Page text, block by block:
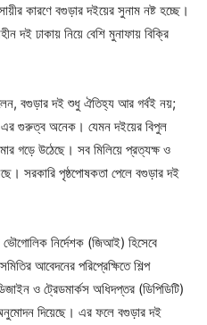
কারণে বগুড়ার দইয়ের সুনাম নষ্ট হচ্ছে।
দই ঢাকায় নিয়ে বেশি মুনাফায় বিক্রি
বগুড়ার দই শুধু ঐতিহ্য আর গর্বই নয়;
এর গুরুত্ব অনেক। যেমন দইয়ের বিপুল
গড়ে উঠেছে। সব মিলিয়ে প্রত্যক্ষ ও
সরকারি পৃষ্ঠপোষকতা পেলে বগুড়ার দই
নির্দেশক (জিআই) হিসেবে
আবেদনের পরিপ্রেক্ষিতে শিল্প
ও ট্রেডমার্কস অধিদপ্তর (ডিপিডিটি)
দিয়েছে। এর ফলে বগুড়ার দই